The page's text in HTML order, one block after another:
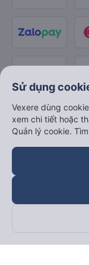
Theo dõi
Sử dụng
Vexere dùng
xem chi tiết hoặc
Quản lý cookie.